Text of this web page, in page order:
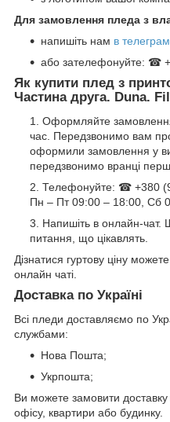
Для замовлення пледа з
напишіть нам в телеграм
або зателефонуйте: ☎
Як купити плед з
Частина друга. Duna.
Оформляйте
час. Передзвонимо вам
оформили замовлення у
передзвонимо вранці
Телефонуйте: ☎ +380
Пн – Пт 09:00 – 18:00, Сб
Напишіть в онлайн-чат.
питання, що цікавлять.
Дізнатися гуртову ціну
онлайн чаті.
Доставка по Україні
Всі пледи доставляємо по
службами:
Нова Пошта;
Укрпошта;
Ви можете замовити
офісу, квартири або будинку.